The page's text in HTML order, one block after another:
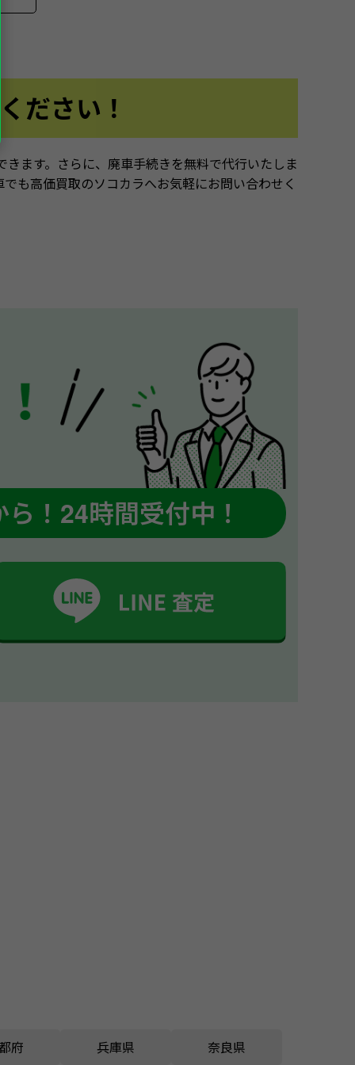
ださい！
ます。さらに、廃車手続きを無料で代行いたしま
も高価買取のソコカラへお気軽にお問い合わせく
！ 24時間受付中！
府 兵庫県 奈良県